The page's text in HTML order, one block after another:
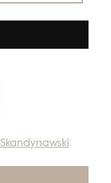
Skandynawski